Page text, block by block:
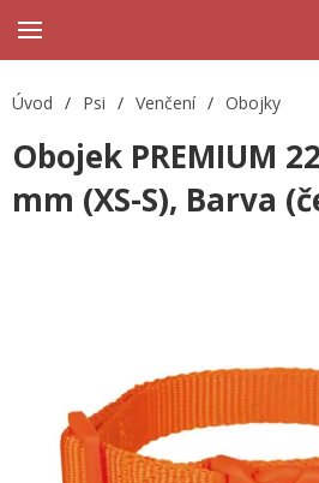
Úvod / Psi / Venčení / Obojky
Obojek PREMIUM
mm (XS-S), Barva